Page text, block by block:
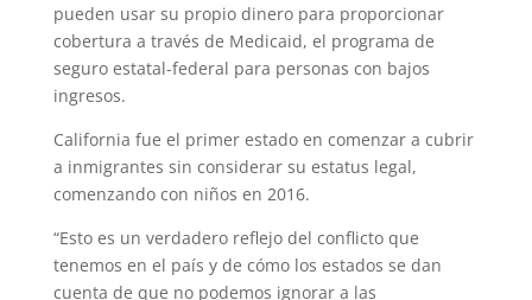
pueden usar su propio dinero para proporcionar
cobertura a través de Medicaid, el programa de
seguro estatal-federal para personas con bajos
ingresos.
California fue el primer estado en comenzar a cubrir
a inmigrantes sin considerar su estatus legal,
comenzando con niños en 2016.
“Esto es un verdadero reflejo del conflicto que
tenemos en el país y de cómo los estados se dan
cuenta de que no podemos ignorar a las